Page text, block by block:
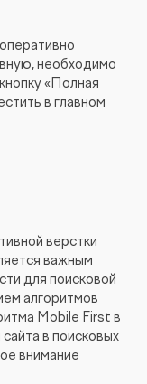
необходимо
«Полная
в главном
верстки
важным
для поисковой
алгоритмов
Mobile First в
в поисковых
внимание